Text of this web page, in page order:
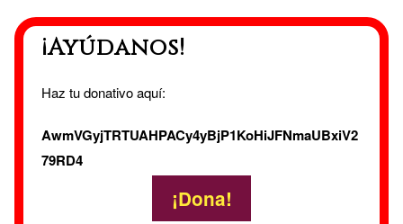
¡Ayúdanos!
Haz tu donativo aquí:
AwmVGyjTRTUAHPACy4yBjP1KoHiJFNmaUBxiV2
79RD4
¡Dona!